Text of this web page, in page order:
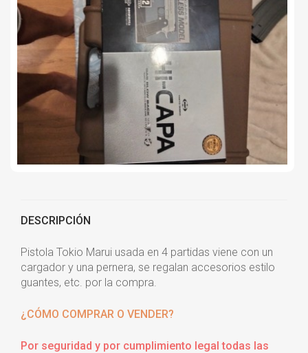
DESCRIPCIÓN
Pistola Tokio Marui usada en 4 partidas viene con un
cargador y una pernera, se regalan accesorios estilo
guantes, etc. por la compra.
¿CÓMO COMPRAR O VENDER?
Por seguridad y por cumplimiento legal todas las